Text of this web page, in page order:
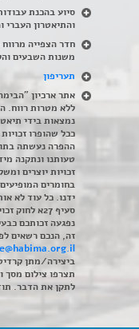
סיוע בהכנת
והתיאטרון העברי
משנות השבעים
תעריפון
אתר ארכיון
ללא מטרות רווח.
נמצאות בידי
ככל שהופרו
ההפרה נעשתה
טעותנו ונתקנה
זכויות יוצרים
בחומרים
ידנו. כל עוד לא
נפגעה זכותכם
זה, הנכם רשאים
ביצירה/מתן
תצרפו צילום מסך
לתקן את הדבר.